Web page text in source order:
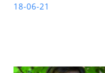
18-06-21